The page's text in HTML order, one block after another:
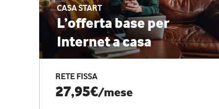
CASA START
L’offerta base per
Internet a casa
RETE FISSA
27,95€/mese